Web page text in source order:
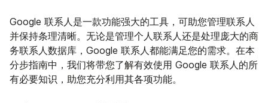
Google 联系人是一款功能强大的工具，可助您管理联系人
并保持条理清晰。无论是管理个人联系人还是处理庞大的商
务联系人数据库，Google 联系人都能满足您的需求。在本
分步指南中，我们将带您了解有效使用 Google 联系人的所
有必要知识，助您充分利用其各项功能。